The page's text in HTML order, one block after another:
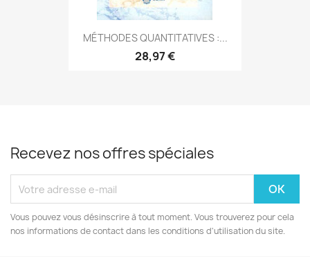
MÉTHODES QUANTITATIVES :...
28,97 €
Recevez nos offres spéciales
Vous pouvez vous désinscrire à tout moment. Vous trouverez pour cela
nos informations de contact dans les conditions d'utilisation du site.